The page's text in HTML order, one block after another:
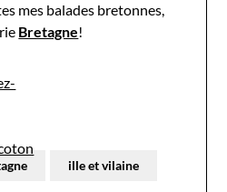
mes balades bretonnes,
Bretagne!
ille et vilaine